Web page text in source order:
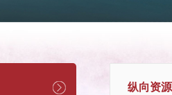
纵向资源